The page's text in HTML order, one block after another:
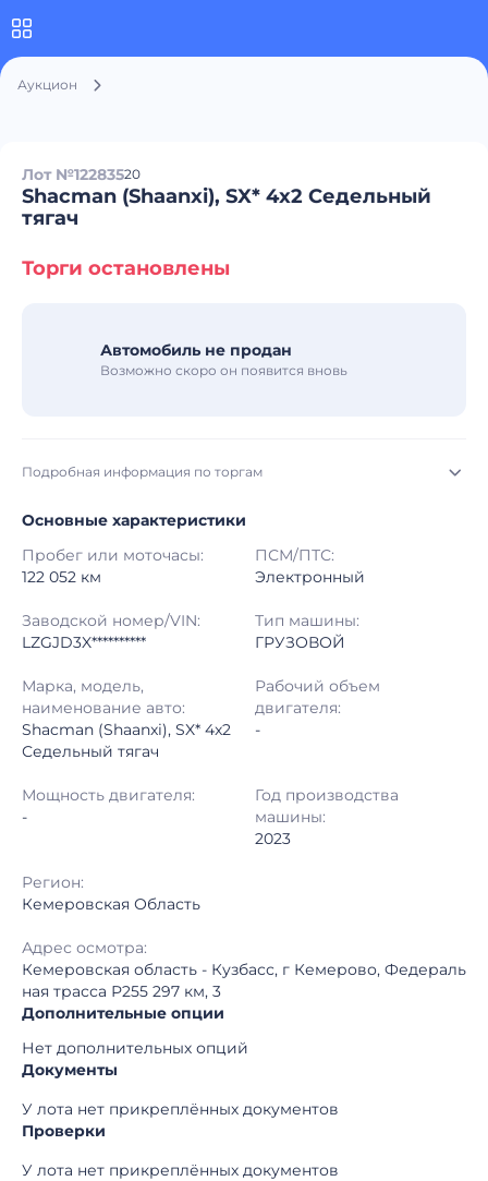
Аукцион
Лот №12283520
Shacman (Shaanxi), SX* 4x2 Седельный
тягач
Торги остановлены
Автомобиль не продан
Возможно скоро он появится вновь
Подробная информация по торгам
Начало торгов: 28.10.2025, 09:15 МСК
Конец торгов: 01.11.2025, 15:26 МСК
Тип аукциона: Открытые торги
Шаг торгов: 50 000 ₽
Кол-во ставок:
Регион: Кемеровская Область
Основные характеристики
Пробег или моточасы:
122 052 км
ПСМ/ПТС:
Электронный
Заводской номер/VIN:
LZGJD3X**********
Тип машины:
ГРУЗОВОЙ
Марка, модель,
наименование авто:
Shacman (Shaanxi), SX* 4x2
Седельный тягач
Рабочий объем
двигателя:
-
Мощность двигателя:
-
Год производства
машины:
2023
Регион:
Кемеровская Область
Адрес осмотра:
Кемеровская область - Кузбасс, г Кемерово, Федераль
ная трасса Р255 297 км, 3
Дополнительные опции
Нет дополнительных опций
Документы
У лота нет прикреплённых документов
Проверки
У лота нет прикреплённых документов